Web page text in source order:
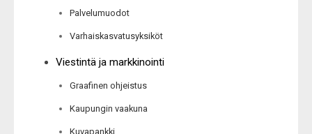
Palvelumuodot
Varhaiskasvatusyksiköt
Viestintä ja markkinointi
Graafinen ohjeistus
Kaupungin vaakuna
Kuvapankki